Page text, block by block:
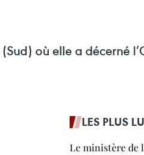
où elle a décerné
LES PLUS
Le ministère de